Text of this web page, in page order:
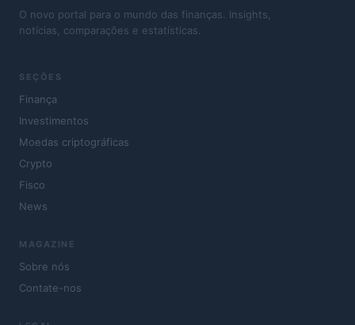
O novo portal para o mundo das finanças. Insights,
notícias, comparações e estatísticas.
SEÇÕES
Finança
Investimentos
Moedas criptográficas
Crypto
Fisco
News
MAGAZINE
Sobre nós
Contate-nos